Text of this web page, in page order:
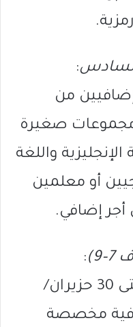
:
من
مجموعات صغيرة
واللغة
أو معلمين
إضافي.
:
تمديد السنة الدراسية حتى 30 حزيران/
مخصصة